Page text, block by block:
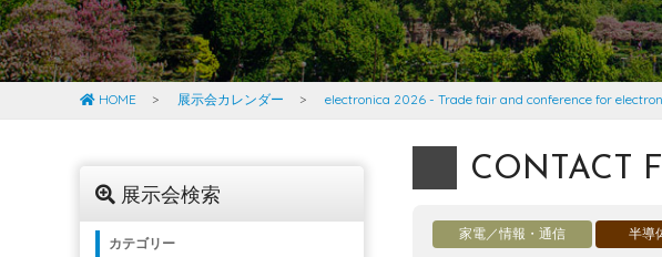
HOME 展示会カレンダー electronica 2026 - Trade fair and conference for
CONTACT
家電／情報・通信 半導
展示会検索
カテゴリー